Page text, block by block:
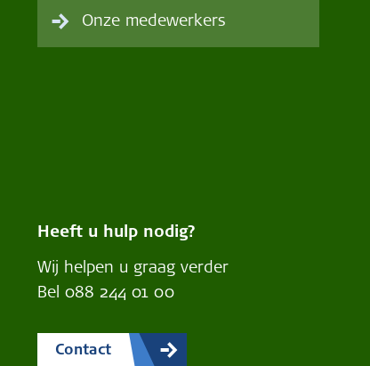
Onze medewerkers
Heeft u hulp nodig?
Wij helpen u graag verder
Bel088 244 01 00
Contact